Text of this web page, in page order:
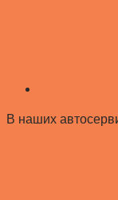
В наших